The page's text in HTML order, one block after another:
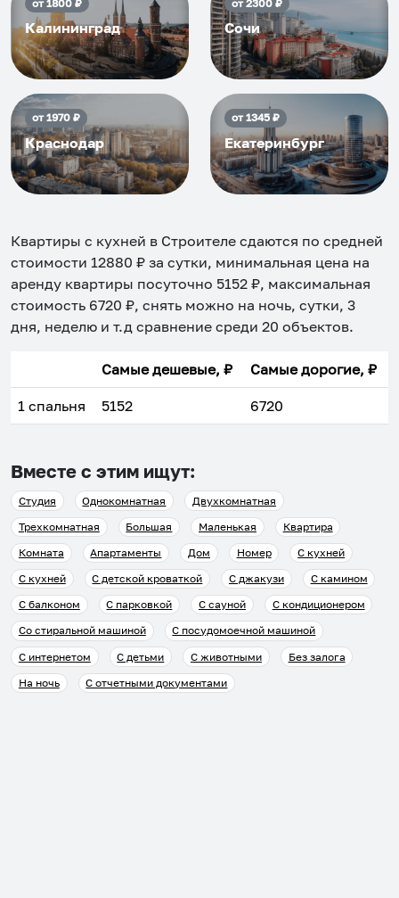
от1800₽
Калининград
от2300₽
Сочи
от1970₽
Краснодар
от1345₽
Екатеринбург
Квартиры с кухней в Строителе сдаются по средней
стоимости 12880 ₽ за сутки, минимальная цена на
аренду квартиры посуточно 5152 ₽, максимальная
стоимость 6720 ₽, снять можно на ночь, сутки, 3
дня, неделю и т.д сравнение среди 20 объектов.
Самые дешевые, ₽ Самые дорогие, ₽
1 спальня 5152 6720
Вместе с этим ищут:
Студия Однокомнатная
Двухкомнатная
Трехкомнатная
Большая Маленькая
Квартира
Комната
Апартаменты Дом Номер
С кухней
С кухней
С детской кроваткой С джакузи
С камином
С балконом
С парковкой С сауной
С кондиционером
Со стиральной машиной
С посудомоечной машиной
С интернетом
С детьми С животными
Без залога
На ночь
С отчетными документами